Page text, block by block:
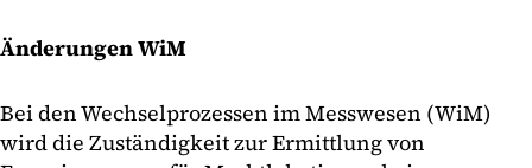
Änderungen WiM
Bei den Wechselprozessen im Messwesen (WiM)
wird die Zuständigkeit zur Ermittlung von